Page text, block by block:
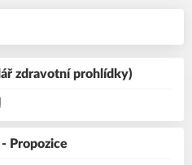
zdravotní prohlídky)
Propozice